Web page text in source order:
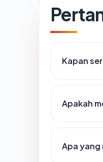
Kapan
Apakah
Apa yang